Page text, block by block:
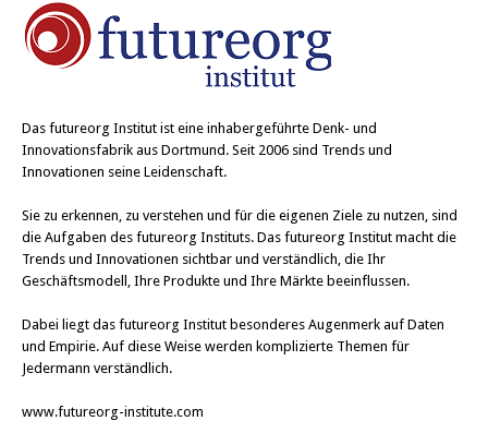
Das futureorg Institut ist eine inhabergeführte Denk- und
Innovationsfabrik aus Dortmund. Seit 2006 sind Trends und
Innovationen seine Leidenschaft.
Sie zu erkennen, zu verstehen und für die eigenen Ziele zu nutzen, sind
die Aufgaben des futureorg Instituts. Das futureorg Institut macht die
Trends und Innovationen sichtbar und verständlich, die Ihr
Geschäftsmodell, Ihre Produkte und Ihre Märkte beeinflussen.
Dabei liegt das futureorg Institut besonderes Augenmerk auf Daten
und Empirie. Auf diese Weise werden komplizierte Themen für
Jedermann verständlich.
www.futureorg-institute.com